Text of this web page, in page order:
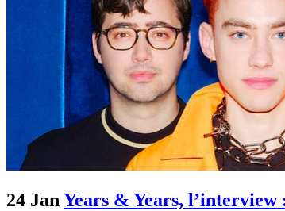
24 Jan Years & Years, l’interview